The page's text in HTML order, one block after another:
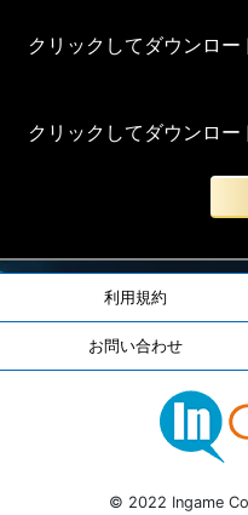
クリックしてダウンロー
クリックしてダウンロー
利用規約
お問い合わせ
© 2022 Ingame